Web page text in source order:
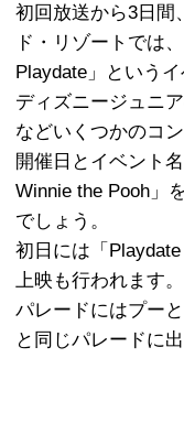
初回放送から3日間
ド・リゾートでは
Playdate」という
ディズニージュニ
などいくつかのコ
開催日とイベント
Winnie the Pooh」
でしょう。
初日には「
上映も行われます。
パレードにはプー
と同じパレードに